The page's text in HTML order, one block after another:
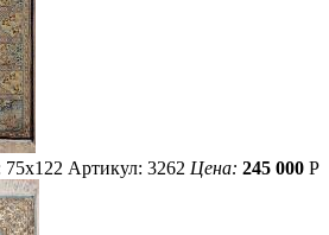
75х122 Артикул: 3262 Цена: 245 000 Р